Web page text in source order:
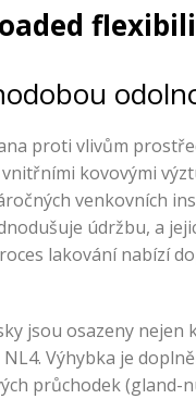
proti vlivům
kovovými
venkovních
údržbu, a
lakování nabízí
jsou osazeny
Výhybka je
průchodek (gland-